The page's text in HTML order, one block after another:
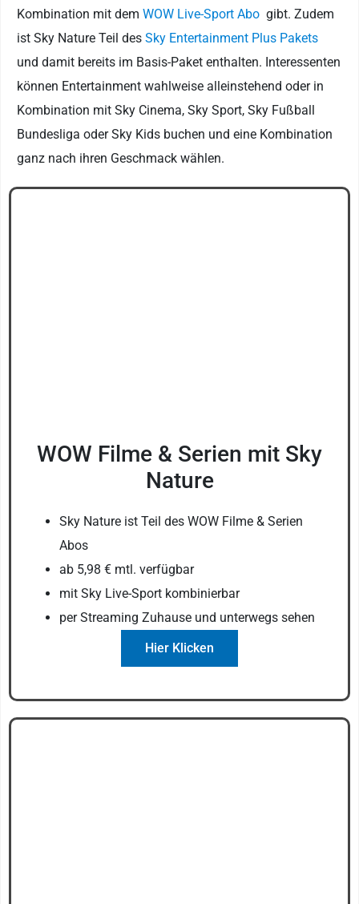
Kombination mit dem WOW Live-Sport Abo gibt. Zudem
ist Sky Nature Teil des Sky Entertainment Plus Pakets
und damit bereits im Basis-Paket enthalten. Interessenten
können Entertainment wahlweise alleinstehend oder in
Kombination mit Sky Cinema, Sky Sport, Sky Fußball
Bundesliga oder Sky Kids buchen und eine Kombination
ganz nach ihren Geschmack wählen.
WOW Filme & Serien mit Sky
Nature
Sky Nature ist Teil des WOW Filme & Serien
Abos
ab 5,98 € mtl. verfügbar
mit Sky Live-Sport kombinierbar
per Streaming Zuhause und unterwegs sehen
Hier Klicken